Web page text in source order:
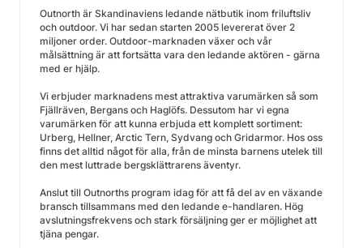
Outnorth är Skandinaviens ledande nätbutik inom friluftsliv
och outdoor. Vi har sedan starten 2005 levererat över 2
miljoner order. Outdoor-marknaden växer och vår
målsättning är att fortsätta vara den ledande aktören - gärna
med er hjälp.
Vi erbjuder marknadens mest attraktiva varumärken så som
Fjällräven, Bergans och Haglöfs. Dessutom har vi egna
varumärken för att kunna erbjuda ett komplett sortiment:
Urberg, Hellner, Arctic Tern, Sydvang och Gridarmor. Hos oss
finns det alltid något för alla, från de minsta barnens utelek till
den mest luttrade bergsklättrarens äventyr.
Anslut till Outnorths program idag för att få del av en växande
bransch tillsammans med den ledande e-handlaren. Hög
avslutningsfrekvens och stark försäljning ger er möjlighet att
tjäna pengar.